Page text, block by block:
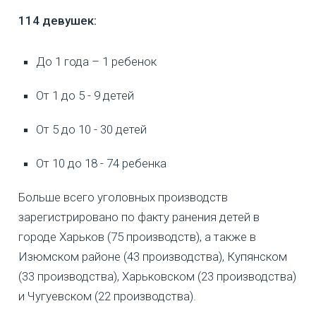
114 девушек:
До 1 года – 1 ребенок
От 1 до 5 - 9 детей
От 5 до 10 - 30 детей
От 10 до 18 - 74 ребенка
Больше всего уголовных производств
зарегистрировано по факту ранения детей в
городе Харьков (75 производств), а также в
Изюмском районе (43 производства), Купянском
(33 производства), Харьковском (23 производства)
и Чугуевском (22 производства).